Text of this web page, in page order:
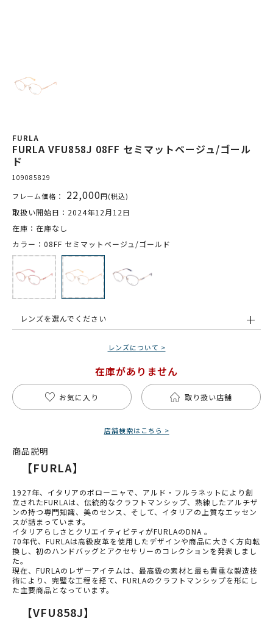
FURLA
FURLA VFU858J 08FF セミマットベージュ/ゴール
ド
109085829
フレーム価格： 22,000円(税込)
取扱い開始日：2024年12月12日
在庫：在庫なし
カラー：08FF セミマットベージュ/ゴールド
レンズを選んでください
レンズについて >
在庫がありません
お気に入り 取り扱い店舗
店舗検索はこちら >
商品説明
【FURLA】
1927年、イタリアのボローニャで、アルド・フルラネットにより創
立されたFURLAは、伝統的なクラフトマンシップ、熟練したアルチザ
ンの持つ専門知識、美のセンス、そして、イタリアの上質なエッセン
スが詰まっています。
イタリアらしさとクリエイティビティがFURLAのDNA 。
70年代、FURLAは高級皮革を使用したデザインや商品に大きく方向転
換し、初のハンドバッグとアクセサリーのコレクションを発表しまし
た。
現在、FURLAのレザーアイテムは、最高級の素材と最も貴重な製造技
術により、完璧な工程を経て、FURLAのクラフトマンシップを形にし
た主要商品となっています。
【VFU858J】